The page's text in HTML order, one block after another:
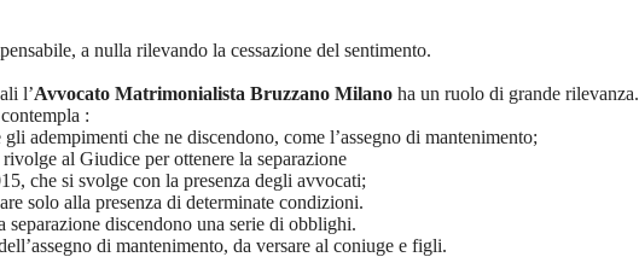
a nulla rilevando la cessazione del sentimento.
l’Avvocato Matrimonialista Bruzzano Milano ha un ruolo di grande rilevanza.
:
adempimenti che ne discendono, come l’assegno di mantenimento;
al Giudice per ottenere la separazione
che si svolge con la presenza degli avvocati;
solo alla presenza di determinate condizioni.
discendono una serie di obblighi.
di mantenimento, da versare al coniuge e figli.